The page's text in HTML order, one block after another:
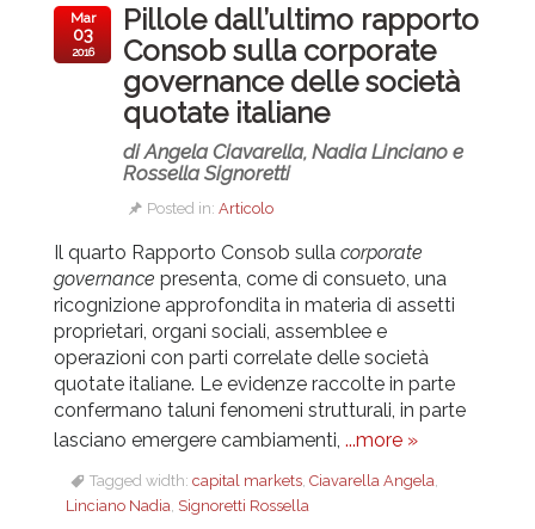
Pillole dall’ultimo rapporto
Consob sulla corporate
governance delle società
quotate italiane
di Angela Ciavarella, Nadia Linciano e
Rossella Signoretti
Posted in: Articolo
Mar
03
2016
Il quarto Rapporto Consob sulla corporate
governance presenta, come di consueto, una
ricognizione approfondita in materia di assetti
proprietari, organi sociali, assemblee e
operazioni con parti correlate delle società
quotate italiane. Le evidenze raccolte in parte
confermano taluni fenomeni strutturali, in parte
lasciano emergere cambiamenti, ...more »
Tagged width: capital markets, Ciavarella Angela,
Linciano Nadia, Signoretti Rossella